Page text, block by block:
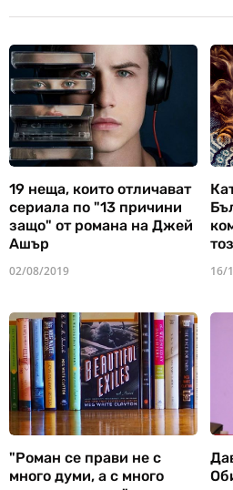
19 неща, които отличават
сериала по "13 причини
защо" от романа на Джей
Ашър
02/08/2019 16/
"Роман се прави не с
много думи, а с много